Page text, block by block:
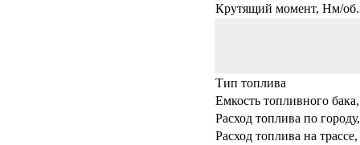
Крутящий момент, Нм/
Тип топлива
Емкость топливного
Расход топлива по
Расход топлива на